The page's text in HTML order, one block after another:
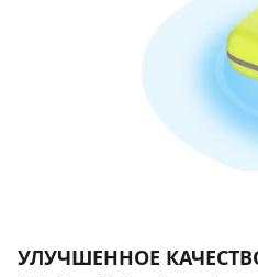
УЛУЧШЕННОЕ